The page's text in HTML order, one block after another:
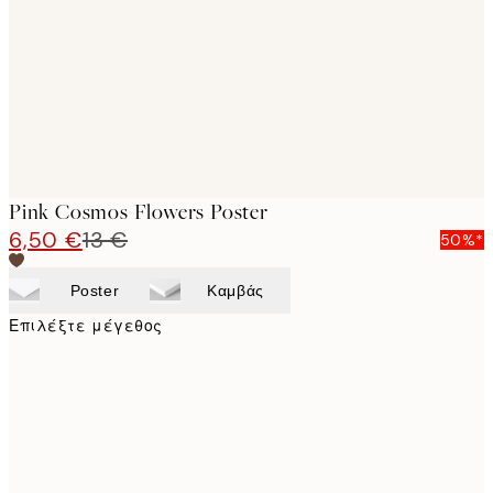
Pink Cosmos Flowers Poster
6,50 €13 € 50%*
Poster Καμβάς
Επιλέξτε μέγεθος